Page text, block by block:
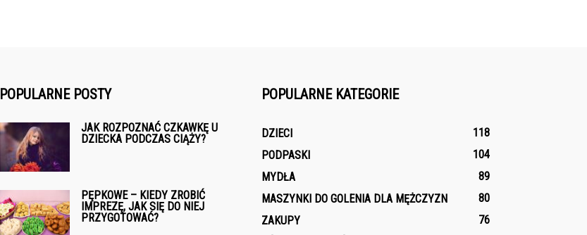
POPULARNE POSTY
JAK ROZPOZNAĆ CZKAWKĘ U
DZIECKA PODCZAS CIĄŻY?
PĘPKOWE – KIEDY ZROBIĆ
IMPREZĘ, JAK SIĘ DO NIEJ
PRZYGOTOWAĆ?
POPULARNE KATEGORIE
DZIECI
118
PODPASKI
104
MYDŁA
89
MASZYNKI DO GOLENIA DLA MĘŻCZYZN
80
ZAKUPY
76